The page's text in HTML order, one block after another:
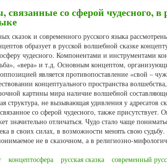
со сферой чудесного, в
сказок и современного русского языка
образует в русской волшебной сказке
чудесного. Компонентами и инструментами
«вера» и т.д. Основным концептом,
является противопоставление «свой –
концептуального пространства
картины мира наличие волшебной
структура, не вызывающая удивления у адресатов
со сферой чудесного, также присутствует.
значительно отличаться. Чудо стало чаще
в своих силах, в возможности менять свою
не в сказочном, а в религиозно-
концептосфера русская сказка современный